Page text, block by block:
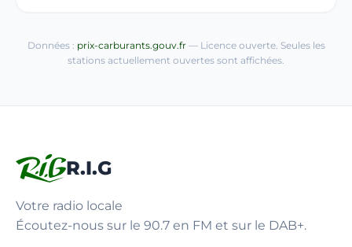
Données : prix-carburants.gouv.fr— Licence ouverte. Seules les
stations actuellement ouvertes sont affichées.
R.I.G
Votre radio locale
Écoutez-nous sur le 90.7 en FM et sur le DAB+.